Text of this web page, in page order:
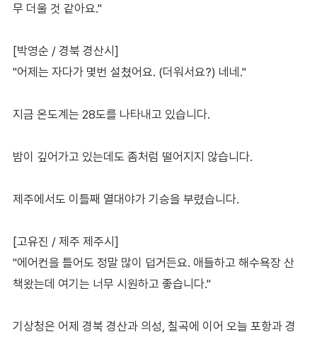
무 더울 것 같아요."
[박영순 / 경북 경산시]
"어제는 자다가 몇번 설쳤어요. (더워서요?) 네네."
지금 온도계는 28도를 나타내고 있습니다.
밤이 깊어가고 있는데도 좀처럼 떨어지지 않습니다.
제주에서도 이틀째 열대야가 기승을 부렸습니다.
[고유진 / 제주 제주시]
"에어컨을 틀어도 정말 많이 덥거든요. 애들하고 해수욕장 산
책왔는데 여기는 너무 시원하고 좋습니다."
기상청은 어제 경북 경산과 의성, 칠곡에 이어 오늘 포항과 경